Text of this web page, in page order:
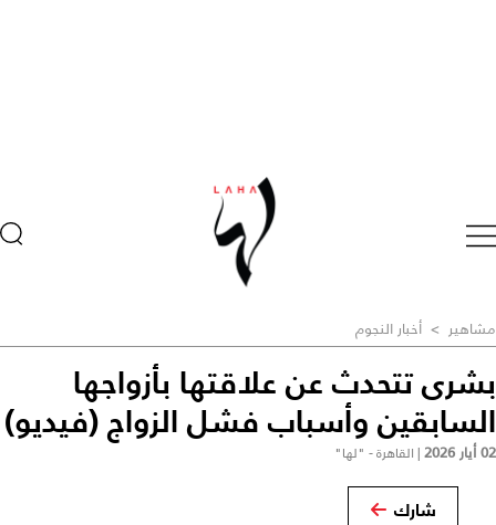
مشاهير > أخبار النجوم
بشرى تتحدث عن علاقتها بأزواجها
السابقين وأسباب فشل الزواج (فيديو)
02 أيار 2026 | القاهرة - "لها"
شارك